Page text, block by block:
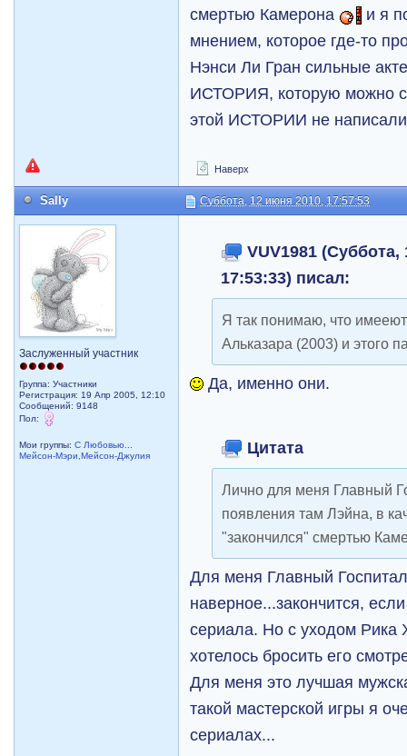
смертью Камерона
и я
мнением, которое где-то
Нэнси Ли Гран сильные
ИСТОРИЯ, которую можно
этой ИСТОРИИ не
Наверх
Sally Суббота, 12 июня 2010, 17:57:53
Заслуженный участник
Группа: Участники
Регистрация: 19 Апр 2005, 12:10
Сообщений: 9148
Пол:
Мои группы:С Любовью...
Мейсон-Мэри,Мейсон-Джулия
VUV1981 (Суббота,
17:53:33) писал:
Я так понимаю, что
Альказара (2003) и этого
Да, именно они.
Цитата
Лично для меня Главный
появления там Лэйна, в
"закончился" смертью
Для меня Главный
наверное...закончится,
сериала. Но с уходом Рика
хотелось бросить его
Для меня это лучшая
такой мастерской игры я
сериалах...